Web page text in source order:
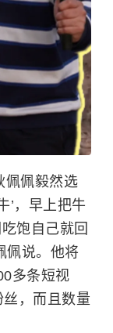
佩毅然选
’，早上把牛
饱自己就回
佩说。他将
多条短视
，而且数量